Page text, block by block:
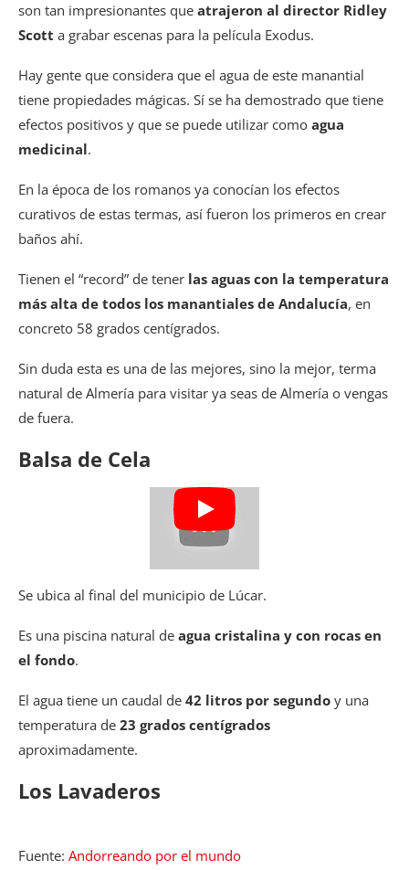
son tan impresionantes que atrajeron al director Ridley
Scott a grabar escenas para la película Exodus.
Hay gente que considera que el agua de este manantial
tiene propiedades mágicas. Sí se ha demostrado que tiene
efectos positivos y que se puede utilizar como agua
medicinal.
En la época de los romanos ya conocían los efectos
curativos de estas termas, así fueron los primeros en crear
baños ahí.
Tienen el “record” de tener las aguas con la temperatura
más alta de todos los manantiales de Andalucía, en
concreto 58 grados centígrados.
Sin duda esta es una de las mejores, sino la mejor, terma
natural de Almería para visitar ya seas de Almería o vengas
de fuera.
Balsa de Cela
Se ubica al final del municipio de Lúcar.
Es una piscina natural de agua cristalina y con rocas en
el fondo.
El agua tiene un caudal de 42 litros por segundo y una
temperatura de 23 grados centígrados
aproximadamente.
Los Lavaderos
Fuente: Andorreando por el mundo